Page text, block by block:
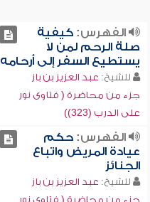
الفهرس:كيفية
صلة الرحم لمن لا
يستطيع السفر إلى أرحامه
للشيخ: عبد العزيز بن باز
جزء من محاضرة ( فتاوى نور
على الدرب (323))
الفهرس:حكم
عيادة المريض واتباع
الجنائز
للشيخ: عبد العزيز بن باز
جزء من محاضرة ( فتاوى نور